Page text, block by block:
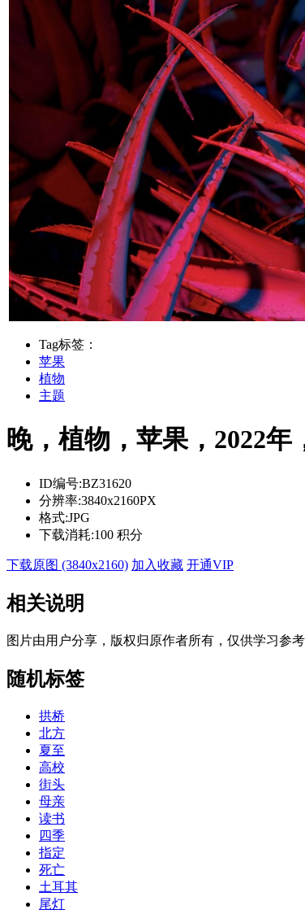
Tag标签：
苹果
植物
主题
晚，植物，苹果，2022年
ID编号:BZ31620
分辨率:3840x2160PX
格式:JPG
下载消耗:100 积分
下载原图 (3840x2160) 加入收藏 开通VIP
相关说明
图片由用户分享，版权归原作者所有，仅供学习参
随机标签
拱桥
北方
夏至
高校
街头
母亲
读书
四季
指定
死亡
土耳其
尾灯